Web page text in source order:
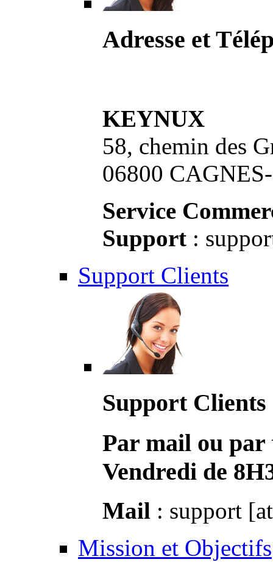
Adresse et
KEYNUX
58, chemin des
06800
Service
Support :
Support Clients
Support Clients
Par mail ou par
Vendredi de
Mail : support
Mission et Objectifs